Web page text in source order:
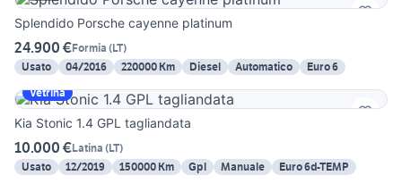
Splendido Porsche cayenne platinum
24.900 €Formia (LT)
Usato
04/2016 220000 Km Diesel Automatico
Euro 6
Vetrina
Kia Stonic 1.4 GPL tagliandata
10.000 €Latina (LT)
Usato
12/2019 150000 Km Gpl Manuale Euro 6d-TEMP